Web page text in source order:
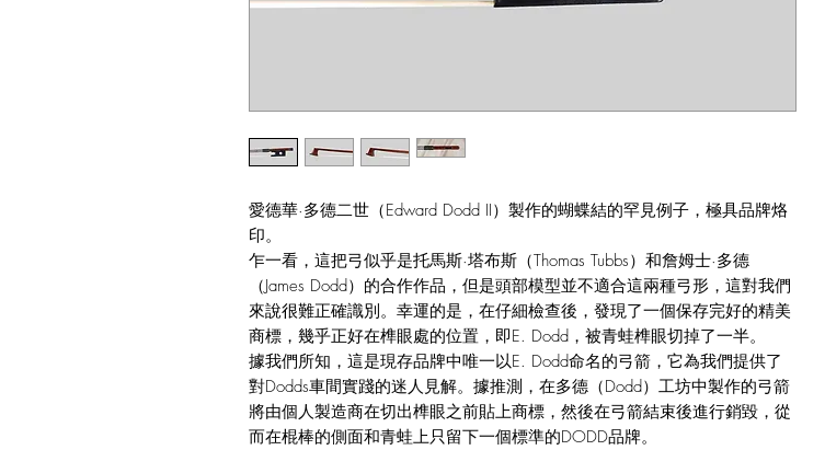
愛德華·多德二世（Edward Dodd II）製作的蝴蝶結的罕見例子，極具品牌烙
印。
乍一看，這把弓似乎是托馬斯·塔布斯（Thomas Tubbs）和詹姆士·多德
（James Dodd）的合作作品，但是頭部模型並不適合這兩種弓形，這對我們
來說很難正確識別。幸運的是，在仔細檢查後，發現了一個保存完好的精美
商標，幾乎正好在榫眼處的位置，即E. Dodd，被青蛙榫眼切掉了一半。
據我們所知，這是現存品牌中唯一以E. Dodd命名的弓箭，它為我們提供了
對Dodds車間實踐的迷人見解。據推測，在多德（Dodd）工坊中製作的弓箭
將由個人製造商在切出榫眼之前貼上商標，然後在弓箭結束後進行銷毀，從
而在棍棒的側面和青蛙上只留下一個標準的DODD品牌。